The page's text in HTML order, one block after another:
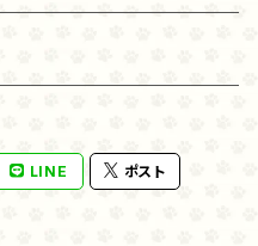
送料無
LINE ポスト